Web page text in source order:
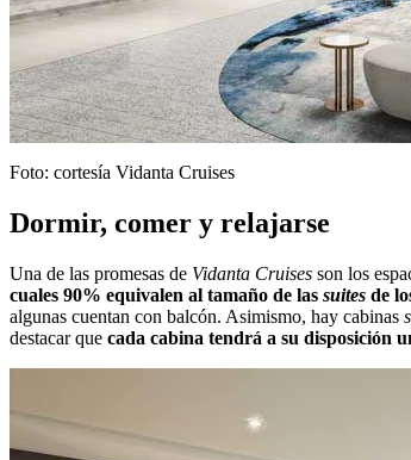
Foto: cortesía Vidanta Cruises
Dormir, comer y relajarse
Una de las promesas de Vidanta Cruises son los
cuales 90% equivalen al tamaño de las suites de
algunas cuentan con balcón. Asimismo, hay cabinas
destacar que cada cabina tendrá a su disposición